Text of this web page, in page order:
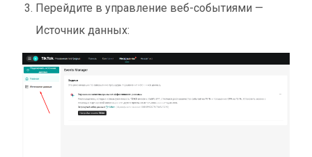
Перейдите в управление веб-событиями —
Источник данных: